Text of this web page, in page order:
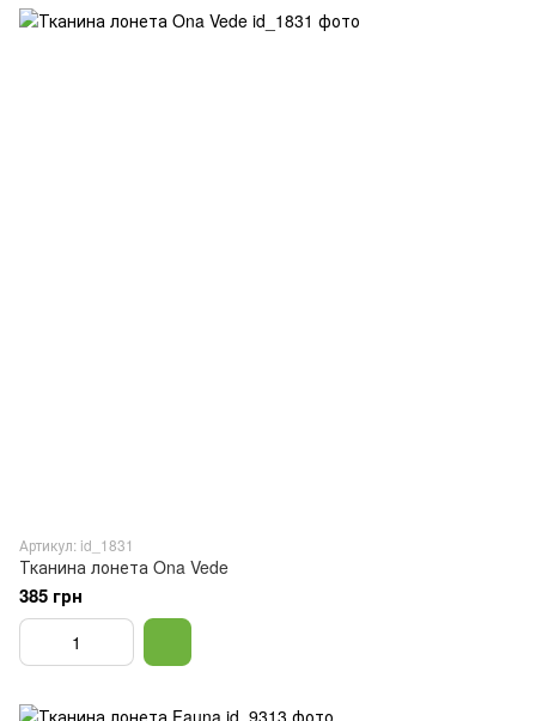
Артикул: id_1831
Тканина лонета Ona Vede
385 грн